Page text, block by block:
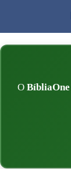
O BíbliaOne